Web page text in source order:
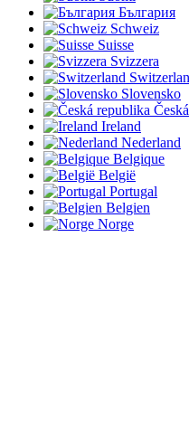
България
Schweiz
Suisse
Svizzera
Slovensko
Ireland
Nederland
Belgique
België
Portugal
Belgien
Norge